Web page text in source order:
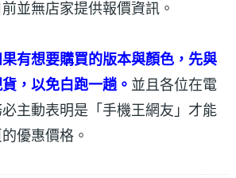
並無店家提供報價資訊。
有想要購買的版本與顏色，先與
，以免白跑一趟。 並且各位在電
主動表明是「手機王網友」才能
優惠價格。